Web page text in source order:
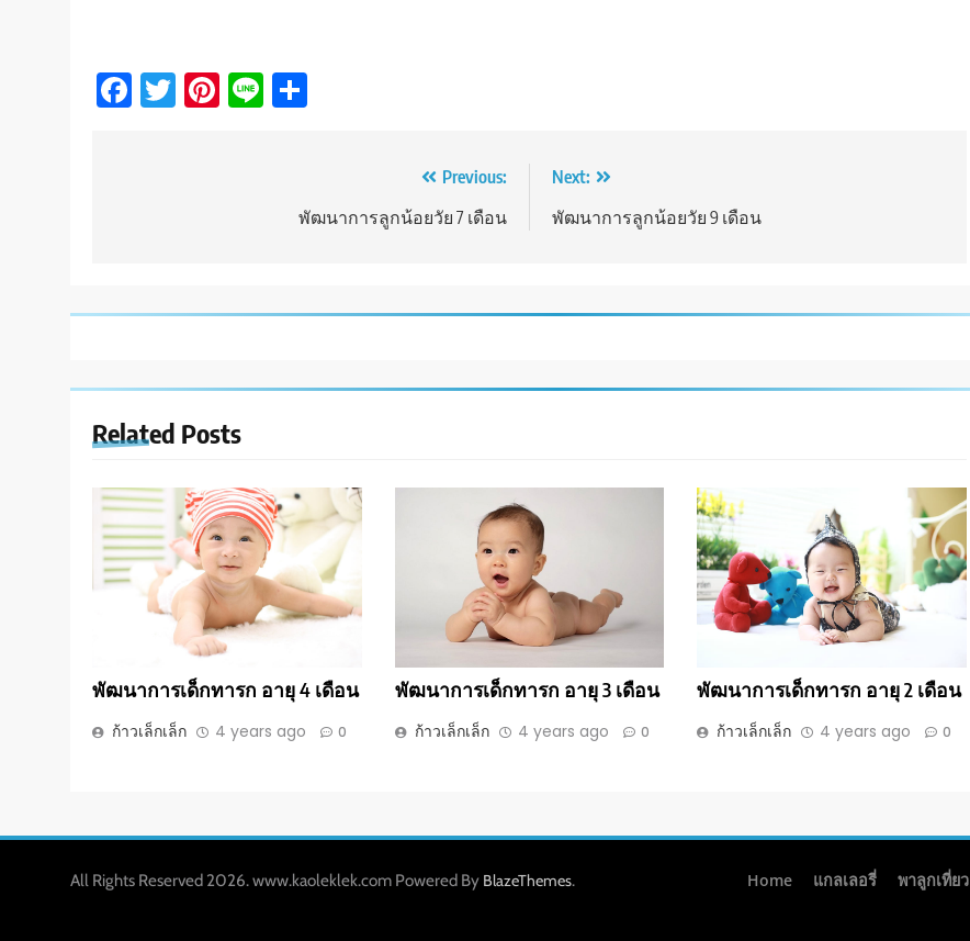
Facebook
TwitterPinterest
Line
Previous:
พัฒนาการลูกน้อยวัย 7 เดือน
Next:
พัฒนาการลูกน้อยวัย 9 เดือน
Related Posts
พัฒนาการเด็กทารก อายุ 4 เดือน
ก้าวเล็กเล็ก 4 years ago 0
พัฒนาการเด็กทารก อายุ 3 เดือน
ก้าวเล็กเล็ก 4 years ago 0
พัฒนาการเด็กทารก อายุ 2 เดือน
ก้าวเล็กเล็ก 4 years ago 0
All Rights Reserved 2026. www.kaoleklek.com Powered By BlazeThemes. Home แกลเลอรี่ พาลูกเที่ยว